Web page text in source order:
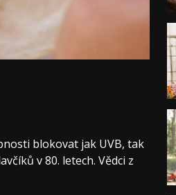
blokovat jak UVB, tak
v 80. letech. Vědci z